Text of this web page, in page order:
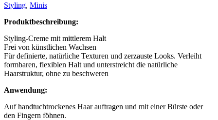
Styling, Minis
Produktbeschreibung:
Styling-Creme mit mittlerem Halt
Frei von künstlichen Wachsen
Für definierte, natürliche Texturen und zerzauste Looks. Verleiht
formbaren, flexiblen Halt und unterstreicht die natürliche
Haarstruktur, ohne zu beschweren
Anwendung:
Auf handtuchtrockenes Haar auftragen und mit einer Bürste oder
den Fingern föhnen.